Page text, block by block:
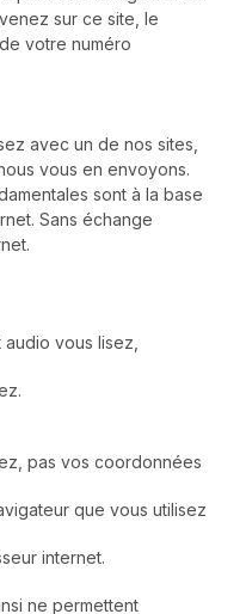
sur ce site, le
votre numéro
avec un de nos sites,
vous en envoyons.
sont à la base
Sans échange
vous lisez,
pas vos coordonnées
que vous utilisez
internet.
ne permettent